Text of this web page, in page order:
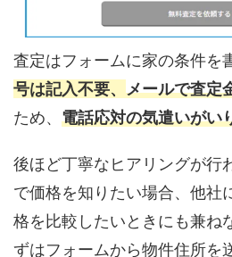
査定はフォームに家の条件を
号は記入不要、 メールで査定
ため、 電話応対の気遣いがい
後ほど丁寧なヒアリングが行
で価格を知りたい場合、他社
格を比較したいときにも兼ね
ずはフォームから物件住所を